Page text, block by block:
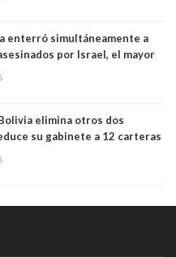
enterró simultáneamente a
por Israel, el mayor
44 niños y nueve ancianos
elimina otros dos
su gabinete a 12 carteras